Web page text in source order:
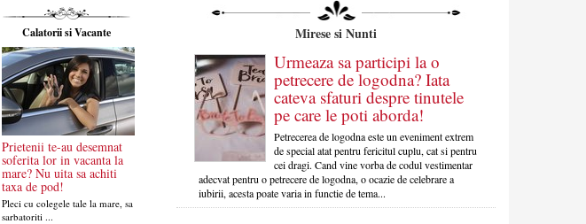
Calatorii si Vacante
Prietenii te-au desemnat
soferita lor in vacanta la
mare? Nu uita sa achiti
taxa de pod!
Pleci cu colegele tale la mare, sa
sarbatoriti ...
Mirese si Nunti
Urmeaza sa participi la o
petrecere de logodna? Iata
cateva sfaturi despre tinutele
pe care le poti aborda!
Petrecerea de logodna este un eveniment extrem
de special atat pentru fericitul cuplu, cat si pentru
cei dragi. Cand vine vorba de codul vestimentar
adecvat pentru o petrecere de logodna, o ocazie de celebrare a
iubirii, acesta poate varia in functie de tema...